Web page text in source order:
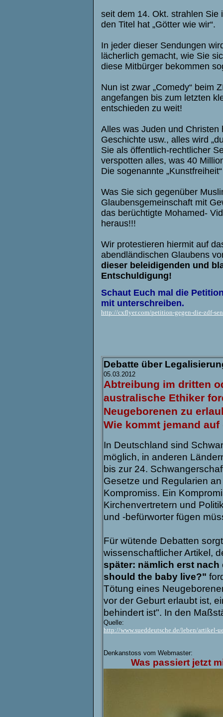
seit dem 14. Okt. strahlen Sie
den Titel hat „Götter wie wir“.
In jeder dieser Sendungen
lächerlich gemacht, wie Sie
diese Mitbürger bekommen
Nun ist zwar „Comedy“ beim
angefangen bis zum letzten
entschieden zu weit!
Alles was Juden und
Geschichte usw., alles wird
Sie als öffentlich-rechtlicher
verspotten alles, was 40
Die sogenannte
Was Sie sich gegenüber
Glaubensgemeinschaft mit
das berüchtigte Mohamed-
heraus!!!
Wir protestieren hiermit auf
abendländischen Glaubens
dieser beleidigenden und
Entschuldigung!
Schaut Euch mal die
mit unterschreiben.
http://cxflyer.com/petition-gegen-die-zdf-
Debatte über
05.03.2012
Abtreibung im dritten
australische Ethiker
Neugeborenen zu
Wie kommt jemand
In Deutschland sind
möglich, in anderen
bis zur 24.
Gesetze und Regularien
Kompromiss. Ein
Kirchenvertretern und
und -befürworter fügen
Für wütende Debatten
wissenschaftlicher Artikel,
später: nämlich erst nach
should the baby live?"
Tötung eines
vor der Geburt erlaubt ist,
behindert ist". In den
Quelle:
http://www.sueddeutsche.de/leben/artikel-
Denkanstoss vom Webmaster:
Was passiert jetzt mit